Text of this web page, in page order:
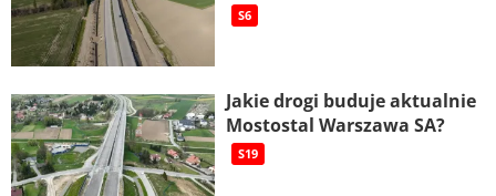
S6
Jakie drogi buduje aktualnie
Mostostal Warszawa SA?
S19